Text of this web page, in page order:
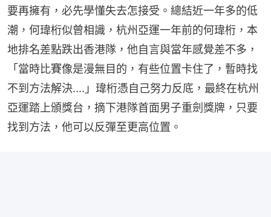
要再擁有，必先學懂失去怎接受。總結近一年多的低
潮，何瑋桁似曾相識，杭州亞運一年前的何瑋桁，本
地排名差點跌出香港隊，他自言與當年感覺差不多，
「當時比賽像是漫無目的，有些位置卡住了，暫時找
不到方法解決....」瑋桁憑自己努力反底，最終在杭州
亞運踏上頒獎台，摘下港隊首面男子重劍獎牌，只要
找到方法，他可以反彈至更高位置。